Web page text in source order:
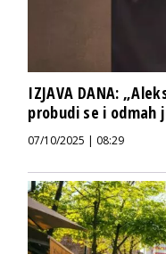
IZJAVA DANA:
probudi se i odmah
07/10/2025 | 08:29